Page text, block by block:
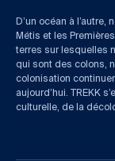
D’un océan à
Métis et les
terres sur lesquelles
qui sont des colons,
colonisation
aujourd’hui. TREKK
culturelle, de la